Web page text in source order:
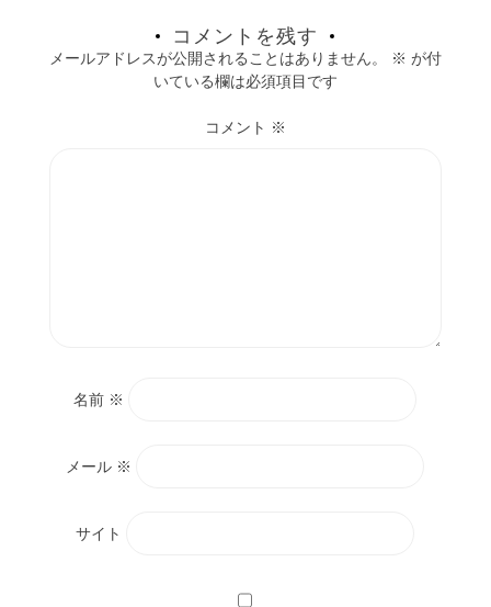
コメントを残す
メールアドレスが公開されることはありません。 ※ が付
いている欄は必須項目です
コメント ※
名前 ※
メール ※
サイト